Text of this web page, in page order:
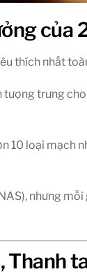
của
thích nhất
trưng
10 loại mạch
nhưng
Thanh